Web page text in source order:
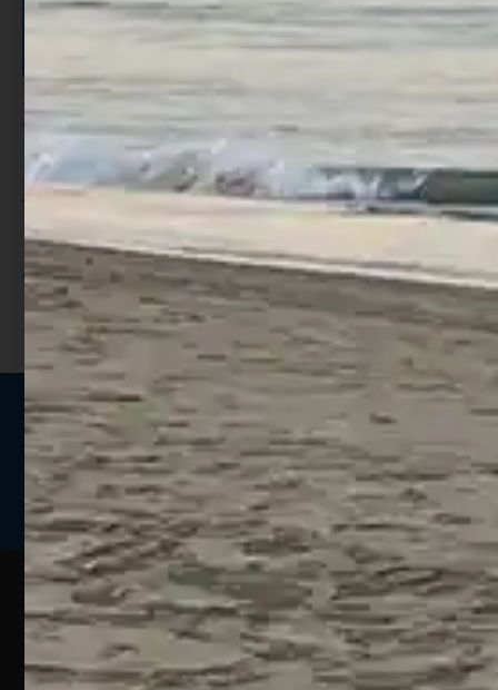
ISCRIVITI E RICEVI 3,50€ DI
SCONTO >
Per ogni acquisto accumuli ulteriori
punti;
Utilizza i punti per ricevere uno
sconto;
I punti sono indicati nella pagina
prodotto;
Seguici sui social
Web
Pesca
Un portale
Esperienze
Guide
sulla
pesca
Assistenza
Clienti
Contatti
Assistenza
Ecommerce